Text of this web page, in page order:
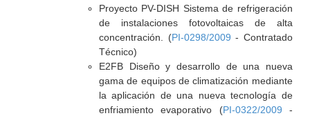
Proyecto PV-DISH Sistema de refrigeración
de instalaciones fotovoltaicas de alta
concentración. (PI-0298/2009 - Contratado
Técnico)
E2FB Diseño y desarrollo de una nueva
gama de equipos de climatización mediante
la aplicación de una nueva tecnología de
enfriamiento evaporativo (PI-0322/2009 -